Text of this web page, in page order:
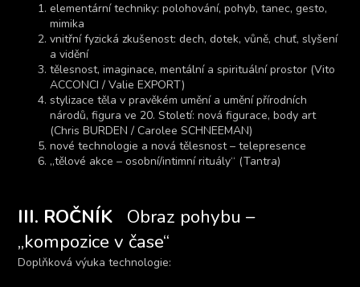
elementární techniky: polohování, pohyb, tanec, gesto,
mimika
vnitřní fyzická zkušenost: dech, dotek, vůně, chuť, slyšení
a vidění
tělesnost, imaginace, mentální a spirituální prostor (Vito
ACCONCI / Valie EXPORT)
stylizace těla v pravěkém umění a umění přírodních
národů, figura ve 20. Století: nová figurace, body art
(Chris BURDEN / Carolee SCHNEEMAN)
nové technologie a nová tělesnost – telepresence
„tělové akce – osobní/intimní rituály“ (Tantra)
III. ROČNÍK Obraz pohybu –
„kompozice v čase“
Doplňková výuka technologie: